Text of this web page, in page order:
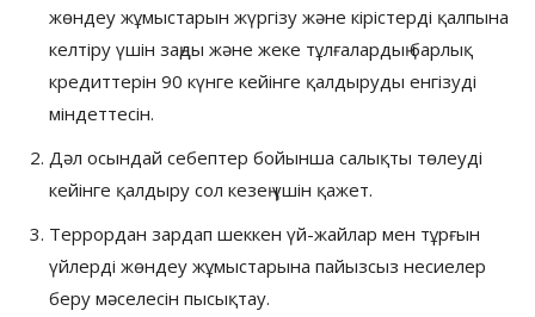
жөндеу жұмыстарын жүргізу және кірістерді қалпына
келтіру үшін заңды және жеке тұлғалардың барлық
кредиттерін 90 күнге кейінге қалдыруды енгізуді
міндеттесін.
Дәл осындай себептер бойынша салықты төлеуді
кейінге қалдыру сол кезең үшін қажет.
Террордан зардап шеккен үй-жайлар мен тұрғын
үйлерді жөндеу жұмыстарына пайызсыз несиелер
беру мәселесін пысықтау.